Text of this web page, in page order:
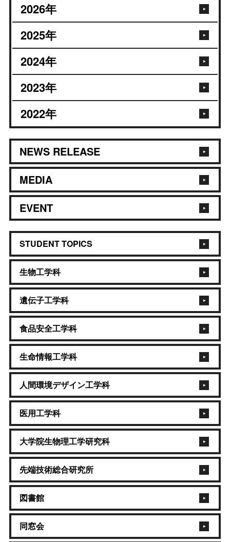
2026年
2025年
2024年
2023年
2022年
NEWS RELEASE
MEDIA
EVENT
STUDENT TOPICS
生物工学科
遺伝子工学科
食品安全工学科
生命情報工学科
人間環境デザイン工学科
医用工学科
大学院生物理工学研究科
先端技術総合研究所
図書館
同窓会